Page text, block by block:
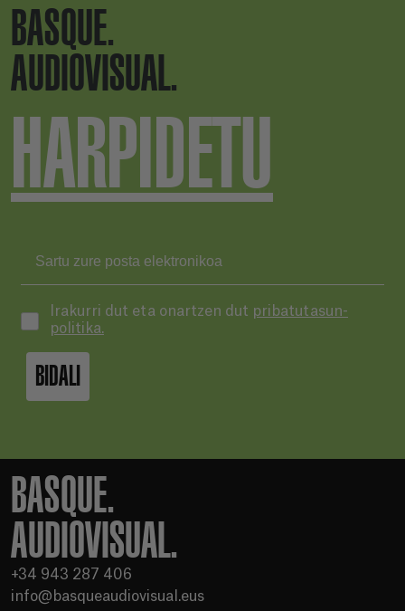
BASQUE.
AUDIOVISUAL.
HARPIDETU
Irakurri dut eta onartzen dut pribatutasun-
politika.
BIDALI
BASQUE.
AUDIOVISUAL.
+34 943 287 406
info@basqueaudiovisual.eus